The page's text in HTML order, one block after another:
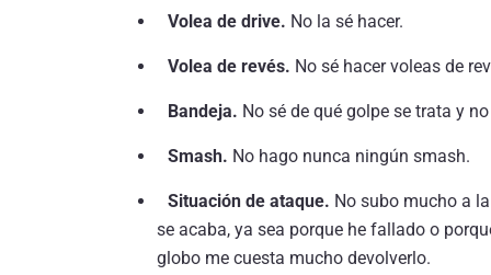
Volea de drive. No la sé hacer.
Volea de revés. No sé hacer voleas de
Bandeja. No sé de qué golpe se trata y
Smash. No hago nunca ningún smash.
Situación de ataque. No subo mucho a
se acaba, ya sea porque he fallado o
globo me cuesta mucho devolverlo.